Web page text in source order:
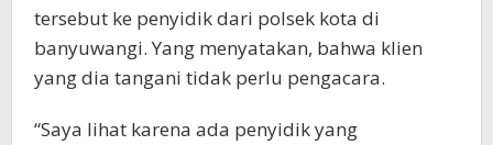
tersebut ke penyidik dari polsek kota di
banyuwangi. Yang menyatakan, bahwa klien
yang dia tangani tidak perlu pengacara.
“Saya lihat karena ada penyidik yang